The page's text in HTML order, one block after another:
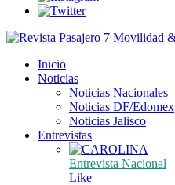
Inicio
Noticias
Noticias Nacionales
Noticias DF/Edomex
Noticias Jalisco
Entrevistas
Entrevista Nacional
Like